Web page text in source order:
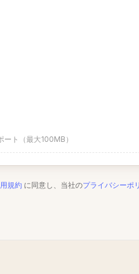
ト（最大100MB）
規約 に同意し、当社のプライバシーポ